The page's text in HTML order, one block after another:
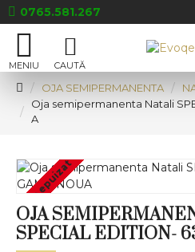
0765.581.267
OJA SEMIPERMANENTA
Oja semipermanenta Natali
A
Stoc epuizat
OJA
SPECIAL EDITION-